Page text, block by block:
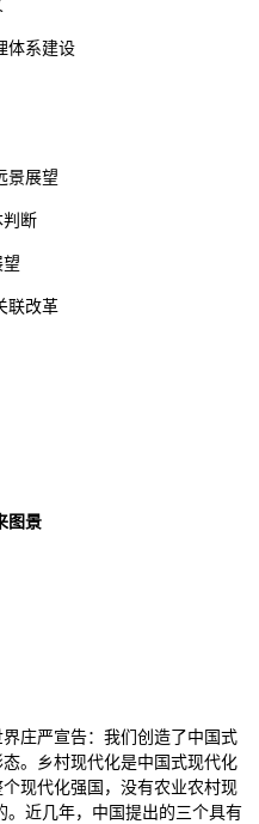
体系建设
景展望
判断
联改革
图景
庄严宣告：我们创造了中国式
。乡村现代化是中国式现代化
现代化强国，没有农业农村现
近几年，中国提出的三个具有